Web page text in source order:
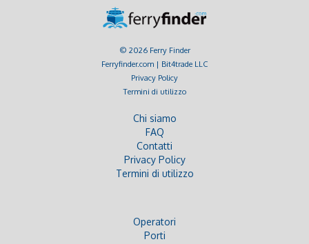
© 2026 Ferry Finder
Ferryfinder.com | Bit4trade LLC
Privacy Policy
Termini di utilizzo
Chi siamo
FAQ
Contatti
Privacy Policy
Termini di utilizzo
Operatori
Porti